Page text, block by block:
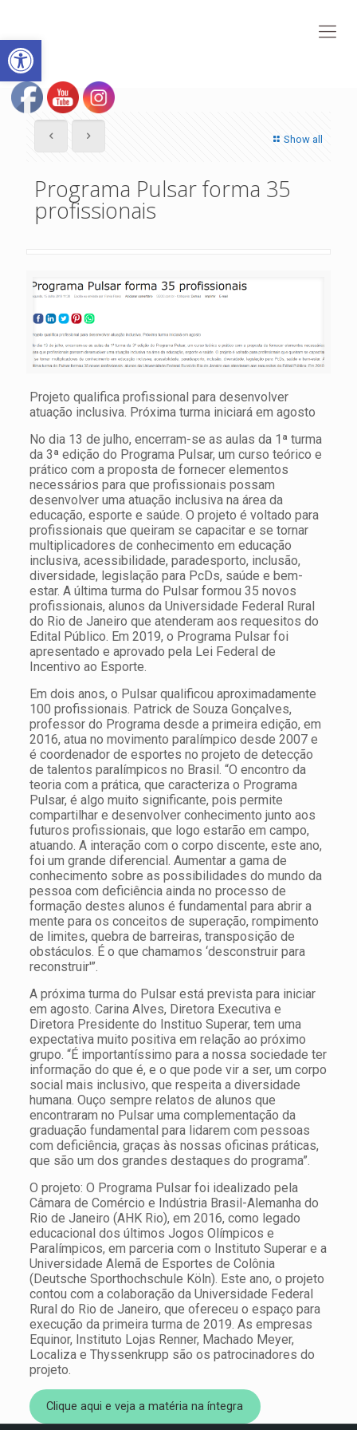
Abrir a barra de ferramentas
Show all
Programa Pulsar forma 35
profissionais
Projeto qualifica profissional para desenvolver
atuação inclusiva. Próxima turma iniciará em agosto
No dia 13 de julho, encerram-se as aulas da 1ª turma
da 3ª edição do Programa Pulsar, um curso teórico e
prático com a proposta de fornecer elementos
necessários para que profissionais possam
desenvolver uma atuação inclusiva na área da
educação, esporte e saúde. O projeto é voltado para
profissionais que queiram se capacitar e se tornar
multiplicadores de conhecimento em educação
inclusiva, acessibilidade, paradesporto, inclusão,
diversidade, legislação para PcDs, saúde e bem-
estar. A última turma do Pulsar formou 35 novos
profissionais, alunos da Universidade Federal Rural
do Rio de Janeiro que atenderam aos requesitos do
Edital Público. Em 2019, o Programa Pulsar foi
apresentado e aprovado pela Lei Federal de
Incentivo ao Esporte.
Em dois anos, o Pulsar qualificou aproximadamente
100 profissionais. Patrick de Souza Gonçalves,
professor do Programa desde a primeira edição, em
2016, atua no movimento paralímpico desde 2007 e
é coordenador de esportes no projeto de detecção
de talentos paralímpicos no Brasil. “O encontro da
teoria com a prática, que caracteriza o Programa
Pulsar, é algo muito significante, pois permite
compartilhar e desenvolver conhecimento junto aos
futuros profissionais, que logo estarão em campo,
atuando. A interação com o corpo discente, este ano,
foi um grande diferencial. Aumentar a gama de
conhecimento sobre as possibilidades do mundo da
pessoa com deficiência ainda no processo de
formação destes alunos é fundamental para abrir a
mente para os conceitos de superação, rompimento
de limites, quebra de barreiras, transposição de
obstáculos. É o que chamamos ‘desconstruir para
reconstruir'”.
A próxima turma do Pulsar está prevista para iniciar
em agosto. Carina Alves, Diretora Executiva e
Diretora Presidente do Instituo Superar, tem uma
expectativa muito positiva em relação ao próximo
grupo. “É importantíssimo para a nossa sociedade ter
informação do que é, e o que pode vir a ser, um corpo
social mais inclusivo, que respeita a diversidade
humana. Ouço sempre relatos de alunos que
encontraram no Pulsar uma complementação da
graduação fundamental para lidarem com pessoas
com deficiência, graças às nossas oficinas práticas,
que são um dos grandes destaques do programa”.
O projeto: O Programa Pulsar foi idealizado pela
Câmara de Comércio e Indústria Brasil-Alemanha do
Rio de Janeiro (AHK Rio), em 2016, como legado
educacional dos últimos Jogos Olímpicos e
Paralímpicos, em parceria com o Instituto Superar e a
Universidade Alemã de Esportes de Colônia
(Deutsche Sporthochschule Köln). Este ano, o projeto
contou com a colaboração da Universidade Federal
Rural do Rio de Janeiro, que ofereceu o espaço para
execução da primeira turma de 2019. As empresas
Equinor, Instituto Lojas Renner, Machado Meyer,
Localiza e Thyssenkrupp são os patrocinadores do
projeto.
Clique aqui e veja a matéria na íntegra